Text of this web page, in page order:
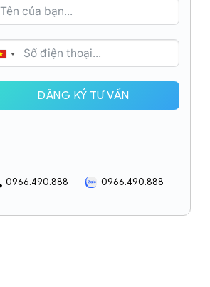
VIETNAM
ĐĂNG KÝ TƯ VẤN
0966.490.888 0966.490.888